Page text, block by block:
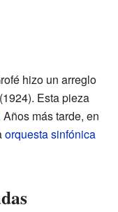
hizo un arreglo
(1924). Esta pieza
Años más tarde, en
orquesta sinfónica